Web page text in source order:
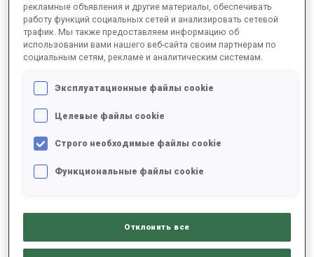
2025/2026
РЕЗУЛЬТАТЫ - СРЕДНЕЕ ЗНАЧЕНИЕ
ЛЫЖНЫЙ ХОД - ОТСТАВАНИЕ ОТ ЛИДЕРА
Данных нет
Данных нет
СТРЕЛЬБА СТОЯ
рекламные объявления и другие материалы, обеспечивать
работу функций социальных сетей и анализировать сетевой
трафик. Мы также предоставляем информацию об
использовании вами нашего веб-сайта своим партнерам по
социальным сетям, рекламе и аналитическим системам.
Эксплуатационные файлы cookie
Целевые файлы cookie
Строго необходимые файлы cookie
Функциональные файлы cookie
Отклонить все